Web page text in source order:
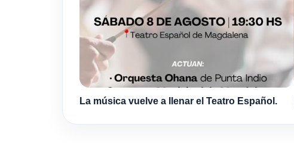
La música vuelve a llenar el Teatro Español.